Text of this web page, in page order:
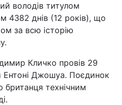
володів титулом
4382 днів (12 років), що
за всю історію
Кличко провів 29
Ентоні Джошуа. Поєдинок
технічним